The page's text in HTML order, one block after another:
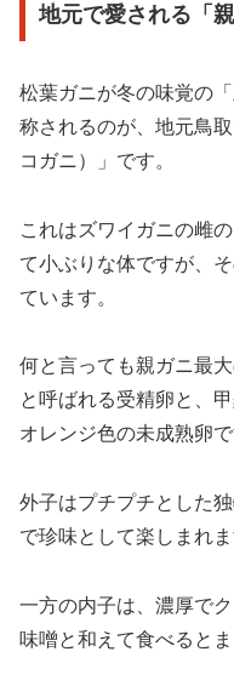
地元で愛される「
松葉ガニが冬の味覚の
称されるのが、地元鳥
コガニ）」です。
これはズワイガニの雌
て小ぶりな体ですが、
ています。
何と言っても親ガニ最
と呼ばれる受精卵と、
オレンジ色の未成熟卵で
外子はプチプチとした
で珍味として楽しまれま
一方の内子は、濃厚で
味噌と和えて食べるとま